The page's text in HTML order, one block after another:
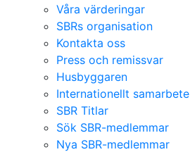
Våra värderingar
SBRs organisation
Kontakta oss
Press och remissvar
Husbyggaren
Internationellt samarbete
SBR Titlar
Sök SBR-medlemmar
Nya SBR-medlemmar